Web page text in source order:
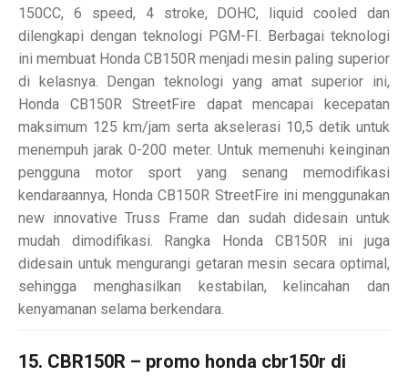
150CC, 6 speed, 4 stroke, DOHC, liquid cooled dan
dilengkapi dengan teknologi PGM-FI. Berbagai teknologi
ini membuat Honda CB150R menjadi mesin paling superior
di kelasnya. Dengan teknologi yang amat superior ini,
Honda CB150R StreetFire dapat mencapai kecepatan
maksimum 125 km/jam serta akselerasi 10,5 detik untuk
menempuh jarak 0-200 meter. Untuk memenuhi keinginan
pengguna motor sport yang senang memodifikasi
kendaraannya, Honda CB150R StreetFire ini menggunakan
new innovative Truss Frame dan sudah didesain untuk
mudah dimodifikasi. Rangka Honda CB150R ini juga
didesain untuk mengurangi getaran mesin secara optimal,
sehingga menghasilkan kestabilan, kelincahan dan
kenyamanan selama berkendara.
15. CBR150R – promo honda cbr150r di